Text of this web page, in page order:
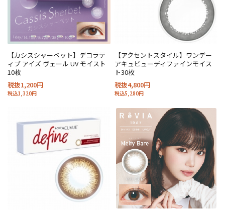
【カシスシャーベット】デコラテ
ィブ アイズ ヴェール UV モイスト
10枚
税抜1,200円
税込1,320円
【アクセントスタイル】ワンデー
アキュビューディファインモイス
ト30枚
税抜4,800円
税込5,280円